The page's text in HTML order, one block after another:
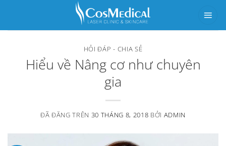
HỎI ĐÁP - CHIA SẺ
Hiểu về Nâng cơ như chuyên
gia
ĐÃ ĐĂNG TRÊN 30 THÁNG 8, 2018 BỞI ADMIN